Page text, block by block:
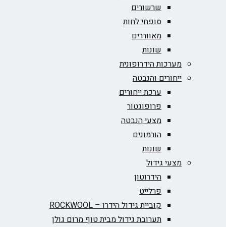
שרשורים
סופחי לחות
מאווררים
מערכות הידרופונית
ייחורים והנבטה
ערכת ייחורים
פרופוגטור
מצעי הנבטה
הורמונים
מצעי גידול
הידרוטון
פרלייט
קוביית גידול הידרו – ROCKWOOL‏
תערובת גידול מבית טוף מרום גולן